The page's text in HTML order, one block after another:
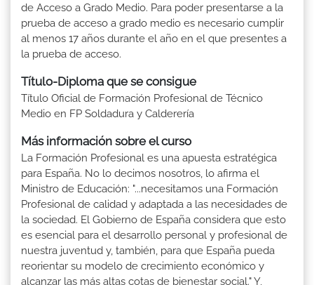
de Acceso a Grado Medio. Para poder presentarse a la
prueba de acceso a grado medio es necesario cumplir
al menos 17 años durante el año en el que presentes a
la prueba de acceso.
Título-Diploma que se consigue
Título Oficial de Formación Profesional de Técnico
Medio en FP Soldadura y Calderería
Más información sobre el curso
La Formación Profesional es una apuesta estratégica
para España. No lo decimos nosotros, lo afirma el
Ministro de Educación: "...necesitamos una Formación
Profesional de calidad y adaptada a las necesidades de
la sociedad. El Gobierno de España considera que esto
es esencial para el desarrollo personal y profesional de
nuestra juventud y, también, para que España pueda
reorientar su modelo de crecimiento económico y
alcanzar las más altas cotas de bienestar social." Y,